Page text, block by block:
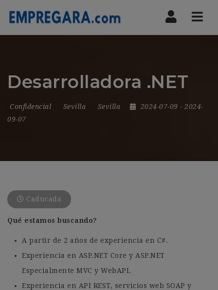
Desarrolladora .NET
Confidencial Sevilla Sevilla 2024-07-09 - 2024-
09-07
Caducada
Qué estamos buscando?
A partir de 2 años de experiencia en C#.
Experiencia en ASP.NET Core y ASP.NET
Especialmente MVC y WebAPI.
Experiencia en API REST, servicios web SOAP y